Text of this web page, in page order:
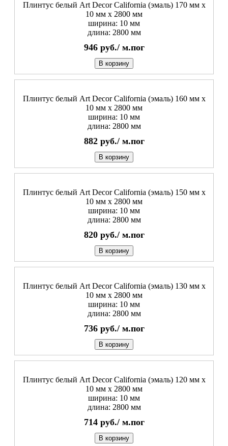
Плинтус белый Art Decor California (эмаль) 170 мм х
10 мм х 2800 мм
ширина: 10 мм
длина: 2800 мм
946 руб./ м.пог
В корзину
Плинтус белый Art Decor California (эмаль) 160 мм х
10 мм х 2800 мм
ширина: 10 мм
длина: 2800 мм
882 руб./ м.пог
В корзину
Плинтус белый Art Decor California (эмаль) 150 мм х
10 мм х 2800 мм
ширина: 10 мм
длина: 2800 мм
820 руб./ м.пог
В корзину
Плинтус белый Art Decor California (эмаль) 130 мм х
10 мм х 2800 мм
ширина: 10 мм
длина: 2800 мм
736 руб./ м.пог
В корзину
Плинтус белый Art Decor California (эмаль) 120 мм х
10 мм х 2800 мм
ширина: 10 мм
длина: 2800 мм
714 руб./ м.пог
В корзину